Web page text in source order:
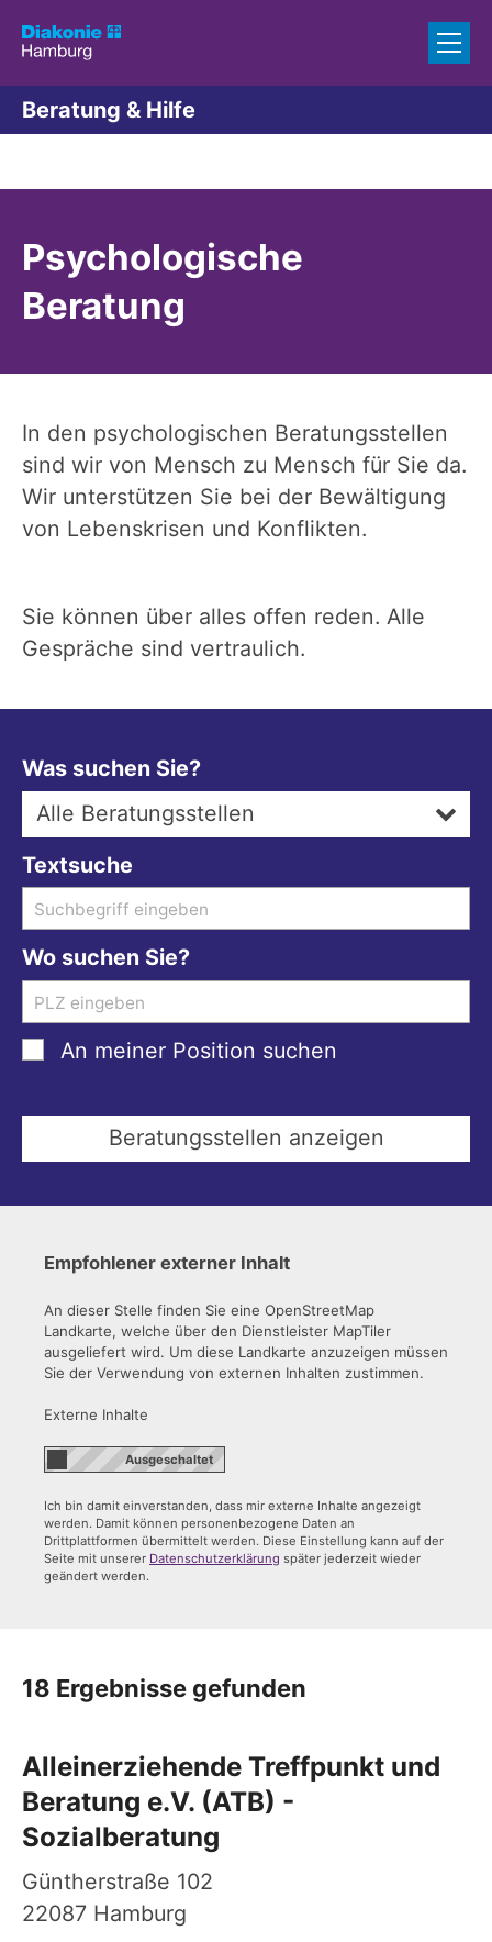
Beratung & Hilfe
Psychologische
Beratung
In den psychologischen Beratungsstellen
sind wir von Mensch zu Mensch für Sie da.
Wir unterstützen Sie bei der Bewältigung
von Lebenskrisen und Konflikten.
Sie können über alles offen reden. Alle
Gespräche sind vertraulich.
Was suchen Sie?
Alle Beratungsstellen
Textsuche
Wo suchen Sie?
An meiner Position suchen
Empfohlener externer Inhalt
An dieser Stelle finden Sie eine OpenStreetMap
Landkarte, welche über den Dienstleister MapTiler
ausgeliefert wird. Um diese Landkarte anzuzeigen müssen
Sie der Verwendung von externen Inhalten zustimmen.
Externe Inhalte
Ich bin damit einverstanden, dass mir externe Inhalte angezeigt
werden. Damit können personenbezogene Daten an
Drittplattformen übermittelt werden. Diese Einstellung kann auf der
Seite mit unserer Datenschutzerklärung später jederzeit wieder
geändert werden.
18 Ergebnisse gefunden
Alleinerziehende Treffpunkt und
Beratung e.V. (ATB) -
Sozialberatung
Güntherstraße 102
22087 Hamburg